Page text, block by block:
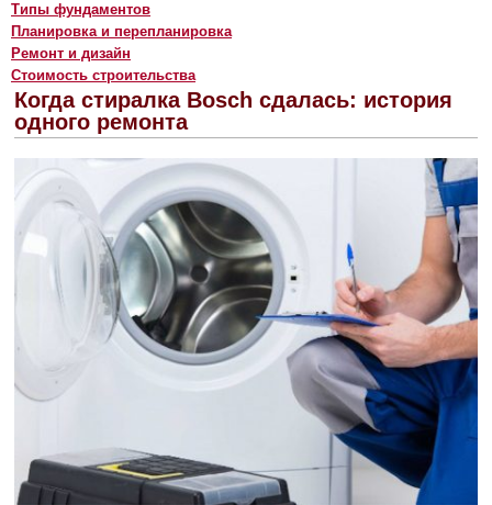
Типы фундаментов
Планировка и перепланировка
Ремонт и дизайн
Стоимость строительства
Когда стиралка Bosch сдалась: история
одного ремонта